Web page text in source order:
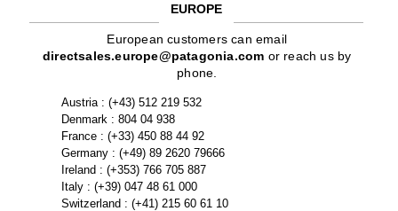
EUROPE
European customers can email
directsales.europe@patagonia.com or reach us by
phone.
Austria : (+43) 512 219 532
Denmark : 804 04 938
France : (+33) 450 88 44 92
Germany : (+49) 89 2620 79666
Ireland : (+353) 766 705 887
Italy : (+39) 047 48 61 000
Switzerland : (+41) 215 60 61 10